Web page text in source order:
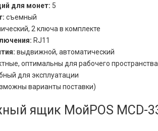
для монет: 5
съемный
2 ключа в комплекте
RJ11
выдвижной, автоматический
оптимальны для рабочего пространства
для эксплуатации
варианты поставки)
ящик МойPOS MCD-